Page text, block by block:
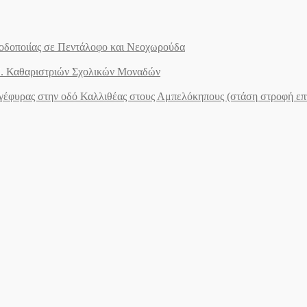
σε Πεντάλοφο και Νεοχωρούδα
Καθαριστριών Σχολικών Μοναδών
στην οδό Καλλιθέας στους Αμπελόκηπους (στάση στροφή